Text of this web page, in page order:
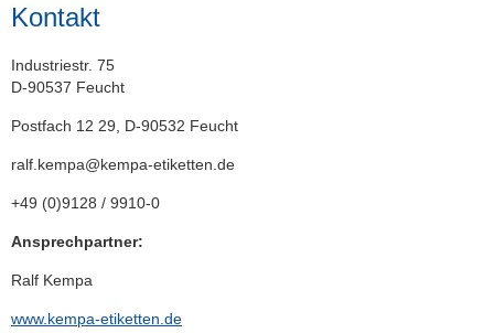
Kontakt
Industriestr. 75
D-90537 Feucht
Postfach 12 29, D-90532 Feucht
ralf.kempa@kempa-etiketten.de
+49 (0)9128 / 9910-0
Ansprechpartner:
Ralf Kempa
www.kempa-etiketten.de